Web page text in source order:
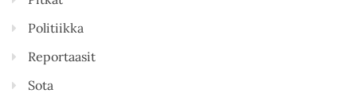
Politiikka
Reportaasit
Sota